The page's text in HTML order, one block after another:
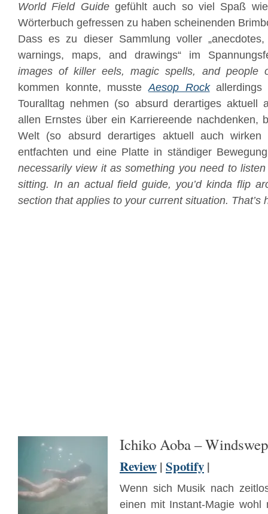
World Field Guidegefühlt auch so viel Spaß
Wörterbuch gefressen zu haben scheinenden
Dass es zu dieser Sammlung voller
warnings, maps, and drawings“ im
images of killer eels, magic spells, and people
kommen konnte, mussteAesop Rockallerdings
Touralltag nehmen (so absurd derartiges aktuell
allen Ernstes über ein Karriereende nachdenken,
Welt (so absurd derartiges aktuell auch
entfachten und eine Platte in ständiger
necessarily view it as something you need to
sitting. In an actual field guide, you’d kinda flip
section that applies to your current situation. That’s
Ichiko Aoba –
Review | Spotify |
Wenn sich Musik nach
einen mit Instant-Magie wohl